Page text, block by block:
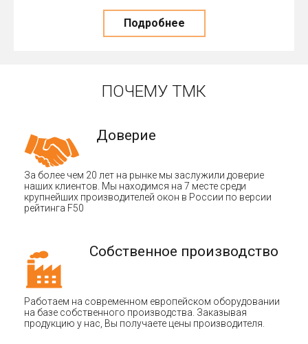
Подробнее
ПОЧЕМУ ТМК
Доверие
За более чем 20 лет на рынке мы заслужили доверие
наших клиентов. Мы находимся на 7 месте среди
крупнейших производителей окон в России по версии
рейтинга F50
Собственное производство
Работаем на современном европейском оборудовании
на базе собственного производства. Заказывая
продукцию у нас, Вы получаете цены производителя.